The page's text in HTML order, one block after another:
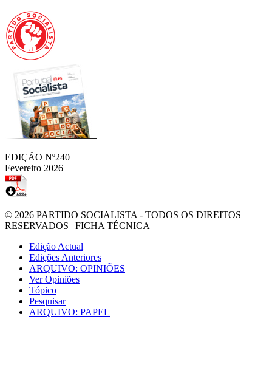
EDIÇÃO Nº240
Fevereiro 2026
© 2026 PARTIDO SOCIALISTA - TODOS OS DIREITOS
RESERVADOS | FICHA TÉCNICA
Edição Actual
Edições Anteriores
ARQUIVO: OPINIÕES
Ver Opiniões
Tópico
Pesquisar
ARQUIVO: PAPEL